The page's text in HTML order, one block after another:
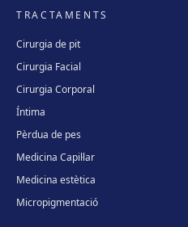
TRACTAMENTS
Cirurgia de pit
Cirurgia Facial
Cirurgia Corporal
Íntima
Pèrdua de pes
Medicina Capil·lar
Medicina estètica
Micropigmentació